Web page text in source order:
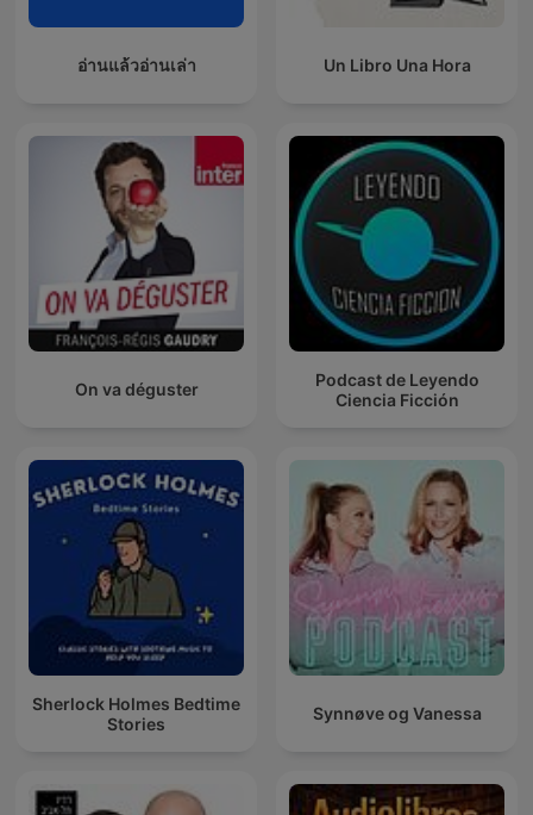
อ่านแล้วอ่านเล่า Un Libro Una Hora
On va déguster
Podcast de Leyendo
Ciencia Ficción
Sherlock Holmes Bedtime
Stories
Synnøve og Vanessa